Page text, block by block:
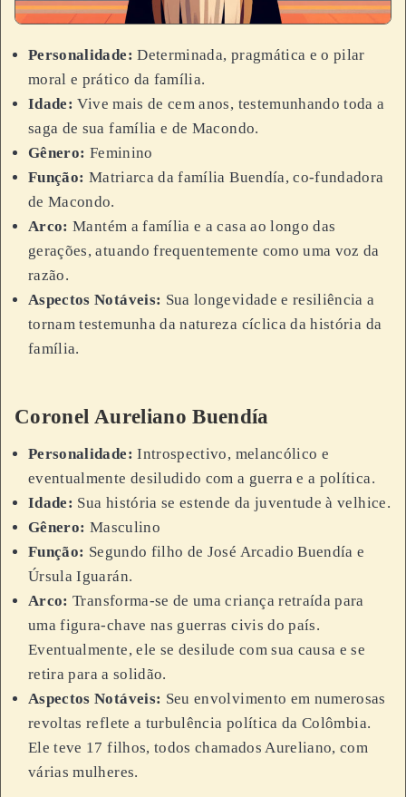
Personalidade: Determinada, pragmática e o pilar
moral e prático da família.
Idade: Vive mais de cem anos, testemunhando toda a
saga de sua família e de Macondo.
Gênero: Feminino
Função: Matriarca da família Buendía, co-fundadora
de Macondo.
Arco: Mantém a família e a casa ao longo das
gerações, atuando frequentemente como uma voz da
razão.
Aspectos Notáveis: Sua longevidade e resiliência a
tornam testemunha da natureza cíclica da história da
família.
Coronel Aureliano Buendía
Personalidade: Introspectivo, melancólico e
eventualmente desiludido com a guerra e a política.
Idade: Sua história se estende da juventude à velhice.
Gênero: Masculino
Função: Segundo filho de José Arcadio Buendía e
Úrsula Iguarán.
Arco: Transforma-se de uma criança retraída para
uma figura-chave nas guerras civis do país.
Eventualmente, ele se desilude com sua causa e se
retira para a solidão.
Aspectos Notáveis: Seu envolvimento em numerosas
revoltas reflete a turbulência política da Colômbia.
Ele teve 17 filhos, todos chamados Aureliano, com
várias mulheres.